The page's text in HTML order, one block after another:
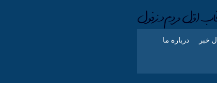
خبر درباره ما